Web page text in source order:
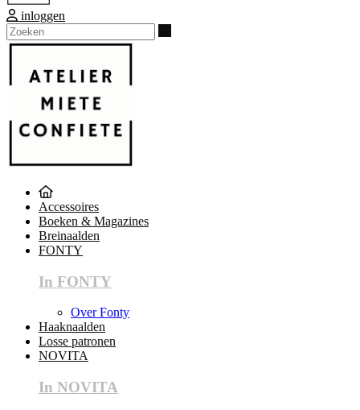
inloggen
Accessoires
Boeken & Magazines
Breinaalden
FONTY
In FONTY
Over Fonty
Haaknaalden
Losse patronen
NOVITA
In NOVITA